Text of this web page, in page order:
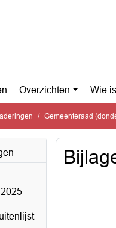
Overzichten Wie
Gemeenteraad